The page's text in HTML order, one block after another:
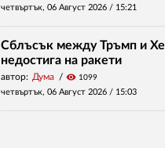
четвъртък, 06 Август 2026 / 15:21
Сблъсък между Тръмп и
недостига на ракети
автор: Дума visibility 1099
четвъртък, 06 Август 2026 / 15:03